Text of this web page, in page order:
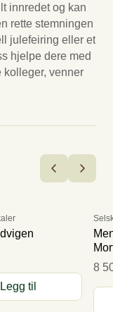
innredet og kan
rette stemningen
julefeiring eller et
hjelpe dere med
kolleger, venner
Legg til
8